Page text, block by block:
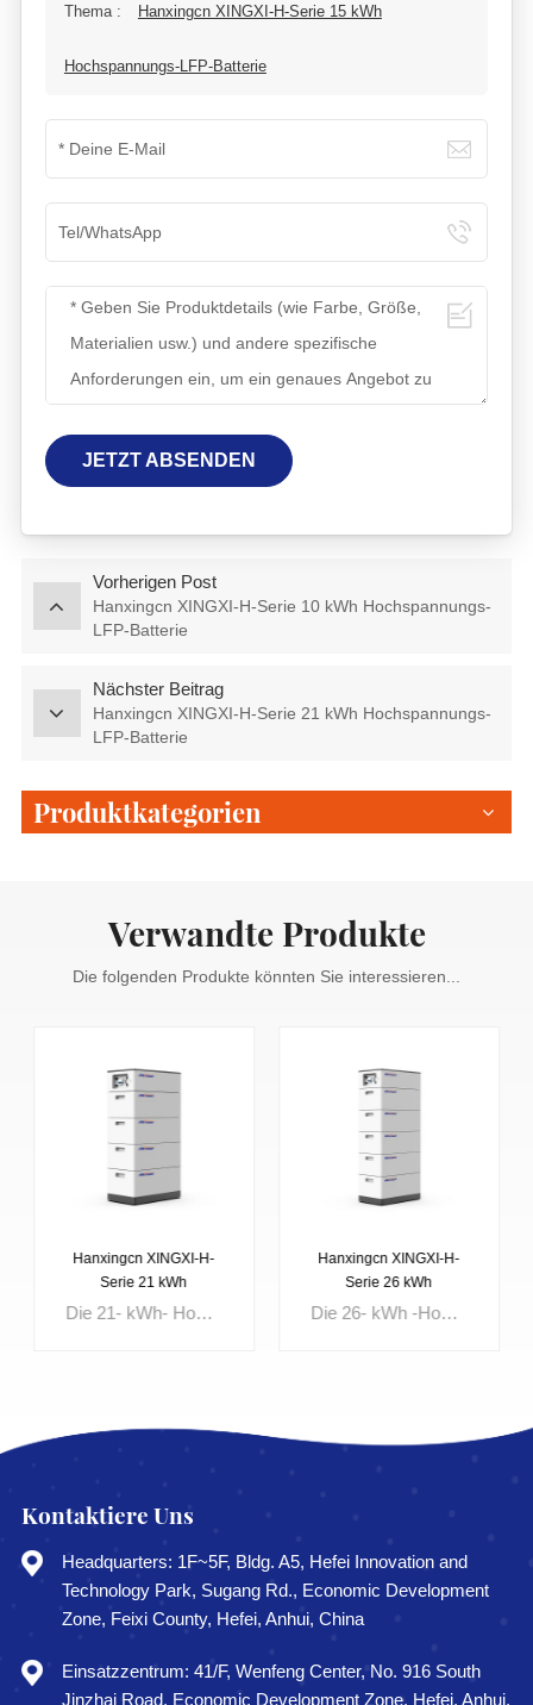
Thema : Hanxingcn XINGXI-H-Serie 15 kWh
Hochspannungs-LFP-Batterie
JETZT ABSENDEN
Vorherigen Post
Hanxingcn XINGXI-H-Serie 10 kWh Hochspannungs-
LFP-Batterie
Nächster Beitrag
Hanxingcn XINGXI-H-Serie 21 kWh Hochspannungs-
LFP-Batterie
Produktkategorien
Verwandte Produkte
Die folgenden Produkte könnten Sie interessieren...
Hanxingcn XINGXI-H-
Serie 21 kWh
Hochspannungs-LFP-Die 21- kWh- Hochspannungs-LFP-Batterien der Hanxingcn XINGXI-H-Serie sind ohne Kabelverbindung in Reihe zwischen den Modulen geschaltet.
ERFAHREN
SIE MEHR
Hanxingcn XINGXI-H-
Serie 26 kWh
Hochspannungs-LFP-
Die 26- kWh -Hochspannungs-LFP- Batterie der Hanxingcn
SIE MEHR
Kontaktiere Uns
Headquarters: 1F~5F, Bldg. A5, Hefei Innovation and
Technology Park, Sugang Rd., Economic Development
Zone, Feixi County, Hefei, Anhui, China
Einsatzzentrum: 41/F, Wenfeng Center, No. 916 South
Jinzhai Road, Economic Development Zone, Hefei, Anhui,